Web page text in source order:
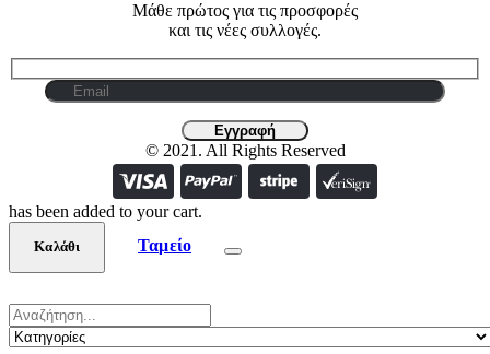
Μάθε πρώτος για τις προσφορές
και τις νέες συλλογές.
© 2021. All Rights Reserved
has been added to your cart.
Καλάθι Ταμείο